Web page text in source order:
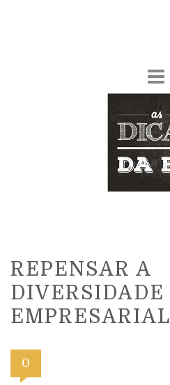
REPENSAR A
DIVERSIDADE
EMPRESARIAL
0